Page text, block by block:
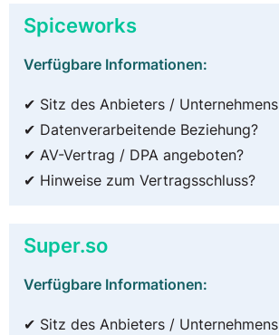
Spiceworks
Verfügbare Informationen:
✔ Sitz des Anbieters / Unternehmens
✔ Datenverarbeitende Beziehung?
✔ AV-Vertrag / DPA angeboten?
✔ Hinweise zum Vertragsschluss?
Super.so
Verfügbare Informationen:
✔ Sitz des Anbieters / Unternehmens